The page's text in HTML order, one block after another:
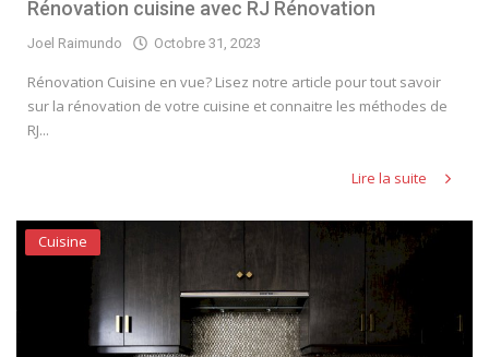
Rénovation cuisine avec RJ Rénovation
Joel Raimundo Octobre 31, 2023
Rénovation Cuisine en vue? Lisez notre article pour tout savoir
sur la rénovation de votre cuisine et connaitre les méthodes de
RJ...
Lire la suite
Cuisine